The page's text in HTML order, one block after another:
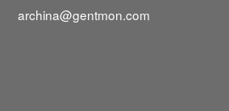
archina@gentmon.com